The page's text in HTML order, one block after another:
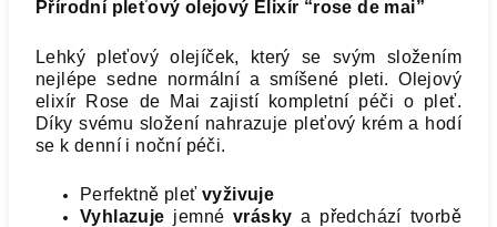
Přírodní pleťový olejový Elixír “rose de mai”
Lehký pleťový olejíček, který se svým složením
nejlépe sedne normální a smíšené pleti. Olejový
elixír Rose de Mai zajistí kompletní péči o pleť.
Díky svému složení nahrazuje pleťový krém a hodí
se k denní i noční péči.
Perfektně pleť vyživuje
Vyhlazuje jemnévrásky a předchází tvorbě